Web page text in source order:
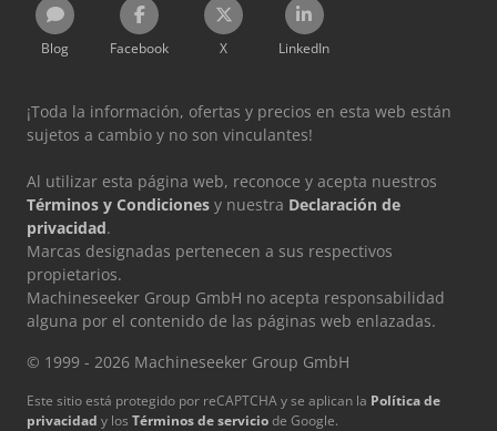
Blog Facebook X LinkedIn
¡Toda la información, ofertas y precios en esta web están
sujetos a cambio y no son vinculantes!
Al utilizar esta página web, reconoce y acepta nuestros
Términos y Condiciones y nuestra Declaración de
privacidad.
Marcas designadas pertenecen a sus respectivos
propietarios.
Machineseeker Group GmbH no acepta responsabilidad
alguna por el contenido de las páginas web enlazadas.
© 1999 - 2026 Machineseeker Group GmbH
Este sitio está protegido por reCAPTCHA y se aplican la Política de
privacidad y los Términos de serviciode Google.